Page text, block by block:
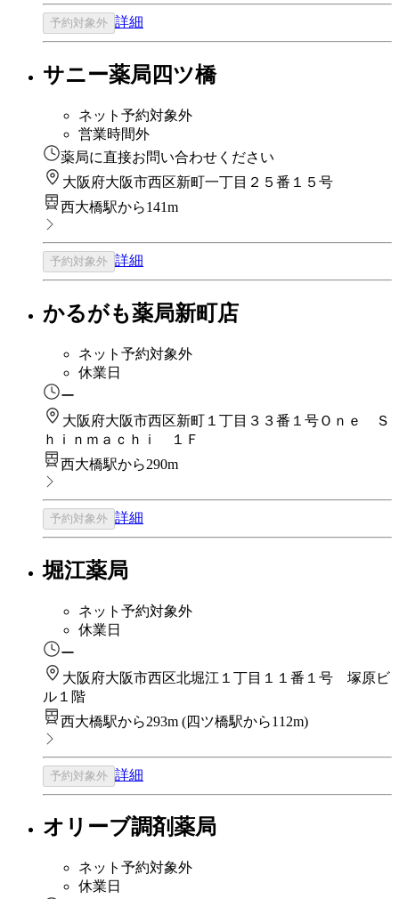
予約対象外 詳細
サニー薬局四ツ橋
ネット予約対象外
営業時間外
薬局に直接お問い合わせください
大阪府大阪市西区新町一丁目２５番１５号
西大橋駅から141m
予約対象外 詳細
かるがも薬局新町店
ネット予約対象外
休業日
ー
大阪府大阪市西区新町１丁目３３番１号Ｏｎｅ Ｓ
ｈｉｎｍａｃｈｉ １Ｆ
西大橋駅から290m
予約対象外 詳細
堀江薬局
ネット予約対象外
休業日
ー
大阪府大阪市西区北堀江１丁目１１番１号 塚原ビ
ル１階
西大橋駅から293m (四ツ橋駅から112m)
予約対象外 詳細
オリーブ調剤薬局
ネット予約対象外
休業日